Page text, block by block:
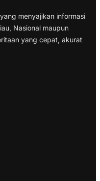
menyajikan informasi
Nasional maupun
yang cepat, akurat